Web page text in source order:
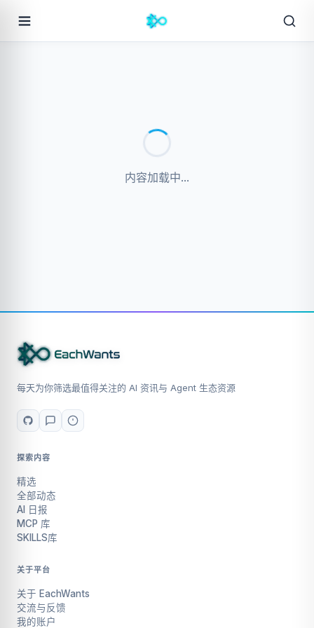
内容加载中...
每天为你筛选最值得关注的 AI 资讯与 Agent 生态资源
探索内容
精选
全部动态
AI 日报
MCP 库
SKILLS库
关于平台
关于 EachWants
交流与反馈
我的账户